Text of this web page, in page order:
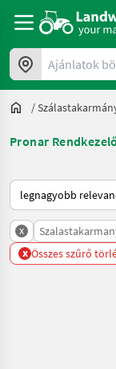
Ajánlatok
/
Pronar
Így van sorba
x
x Összes szűrő